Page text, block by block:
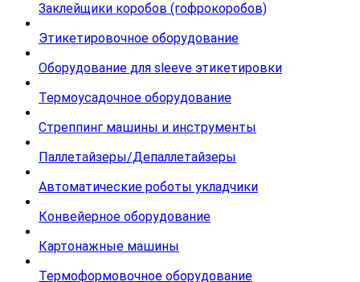
Заклейщики коробов (гофрокоробов)
Этикетировочное оборудование
Оборудование для sleeve этикетировки
Термоусадочное оборудование
Стреппинг машины и инструменты
Паллетайзеры/Депаллетайзеры
Автоматические роботы укладчики
Конвейерное оборудование
Картонажные машины
Термоформовочное оборудование